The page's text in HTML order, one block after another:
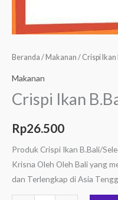
Beranda / Makanan / Crispi
Makanan
Crispi Ikan
Rp26.500
Produk Crispi Ikan B.Bali/
Krisna Oleh Oleh Bali yang
dan Terlengkap di Asia